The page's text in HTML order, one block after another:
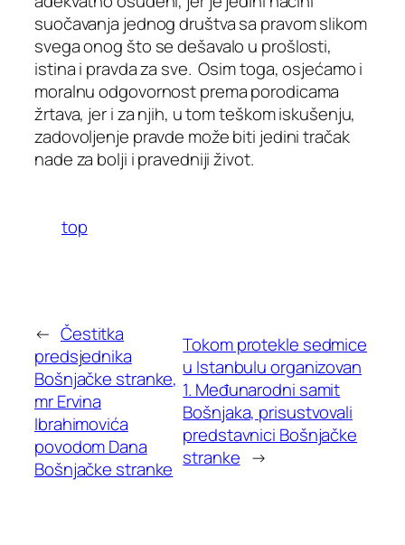
suočavanja jednog društva sa pravom slikom
svega onog što se dešavalo u prošlosti,
istina i pravda za sve. Osim toga, osjećamo i
moralnu odgovornost prema porodicama
žrtava, jer i za njih, u tom teškom iskušenju,
zadovoljenje pravde može biti jedini tračak
nade za bolji i pravedniji život.
top
← Čestitka
predsjednika
Bošnjačke stranke,
mr Ervina
Ibrahimovića
povodom Dana
Bošnjačke stranke
Tokom protekle sedmice
u Istanbulu organizovan
1. Međunarodni samit
Bošnjaka, prisustvovali
predstavnici Bošnjačke
stranke →